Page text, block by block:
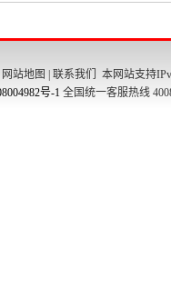
网站地图 联系我们
本网站支持
号-1 全国统一客服热线